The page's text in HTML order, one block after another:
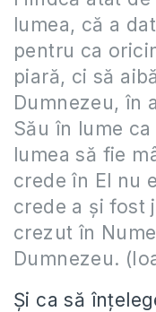
lumea, că a
pentru ca
piară, ci să
Dumnezeu, în
Său în lume
lumea să fie
crede în El nu
crede a şi fost
crezut în
Dumnezeu.
Şi ca să